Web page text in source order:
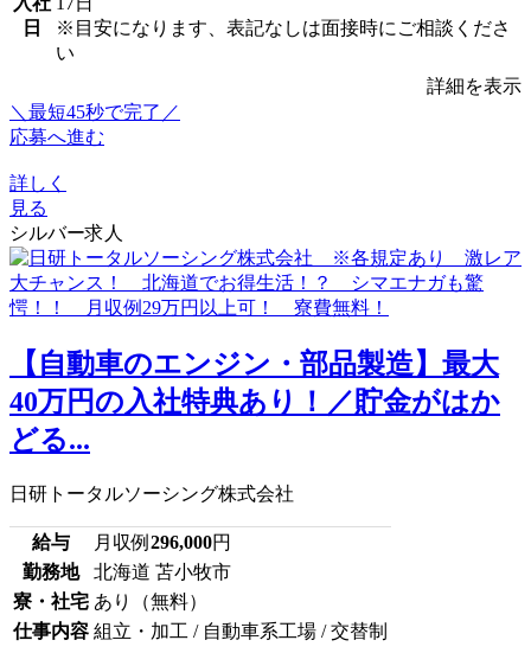
日
※目安になります、表記なしは面接時にご相談くださ
い
詳細を表示
＼最短45秒で完了／
応募へ進む
詳しく
見る
シルバー求人
【自動車のエンジン・部品製造】最大
40万円の入社特典あり！／貯金がはか
どる...
日研トータルソーシング株式会社
給与 月収例 296,000円
勤務地
北海道 苫小牧市
寮・社宅 あり（無料）
仕事内容 組立・加工 / 自動車系工場 / 交替制